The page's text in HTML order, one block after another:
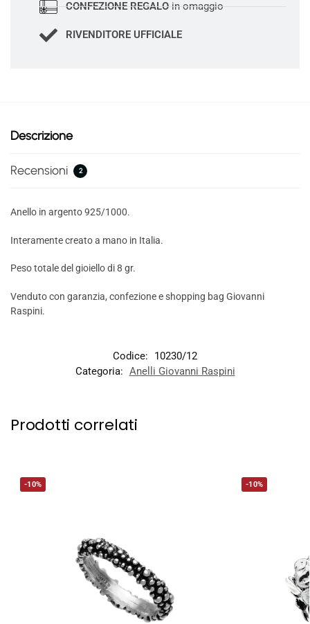
CONFEZIONE REGALOin omaggio
RIVENDITORE UFFICIALE
Descrizione
Recensioni 2
Anello in argento 925/1000.
Interamente creato a mano in Italia.
Peso totale del gioiello di 8 gr.
Venduto con garanzia, confezione e shopping bag Giovanni
Raspini.
Codice:
10230/12
Categoria: Anelli Giovanni Raspini
Prodotti correlati
-10% -10%